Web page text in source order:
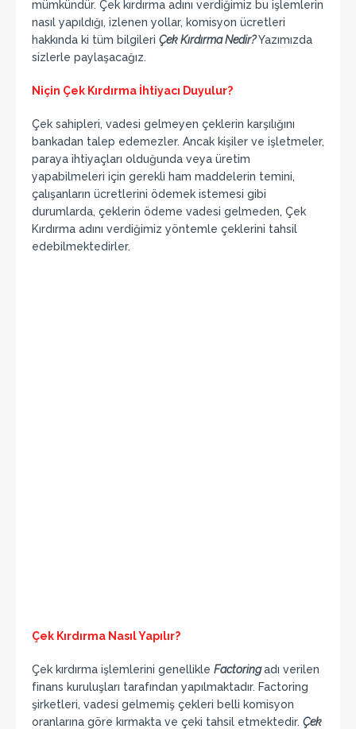
mümkündür. Çek kırdırma adını verdiğimiz bu işlemlerin
nasıl yapıldığı, izlenen yollar, komisyon ücretleri
hakkında ki tüm bilgileri Çek Kırdırma Nedir?Yazımızda
sizlerle paylaşacağız.
Niçin Çek Kırdırma İhtiyacı Duyulur?
Çek sahipleri, vadesi gelmeyen çeklerin karşılığını
bankadan talep edemezler. Ancak kişiler ve işletmeler,
paraya ihtiyaçları olduğunda veya üretim
yapabilmeleri için gerekli ham maddelerin temini,
çalışanların ücretlerini ödemek istemesi gibi
durumlarda, çeklerin ödeme vadesi gelmeden, Çek
Kırdırma adını verdiğimiz yöntemle çeklerini tahsil
edebilmektedirler.
Çek Kırdırma Nasıl Yapılır?
Çek kırdırma işlemlerini genellikle Factoringadı verilen
finans kuruluşları tarafından yapılmaktadır. Factoring
şirketleri, vadesi gelmemiş çekleri belli komisyon
oranlarına göre kırmakta ve çeki tahsil etmektedir. Çek